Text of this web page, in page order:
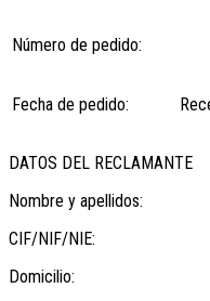
Número de pedido:
Fecha de pedido:
DATOS DEL RECLAMANTE
Nombre y apellidos:
CIF/NIF/NIE:
Domicilio: